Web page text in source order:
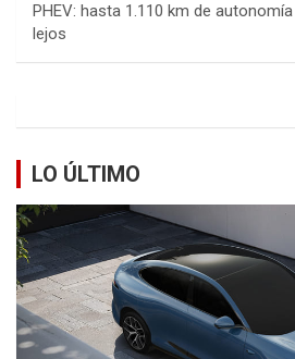
PHEV: hasta 1.110 km de
lejos
LO ÚLTIMO